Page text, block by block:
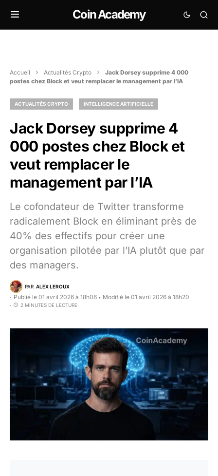
Coin Academy
Accueil Actualités Crypto
Jack Dorsey supprime 4 000
postes chez Block et veut remplacer le management par l’IA
ACTUALITÉS CRYPTO INTELLIGENCE ARTIFICIELLE
Jack Dorsey supprime 4
000 postes chez Block et
veut remplacer le
management par l’IA
Le cofondateur de Twitter transforme
radicalement Block en éliminant près de
40% des effectifs pour créer une
organisation pilotée par l’IA plutôt que par
des managers.
PAR ALEX LEROUX
Publié le 01 avril 2026 à 18h06 • Modifié le 01 avril 2026 à 18h20
2 MINUTES DE LECTURE